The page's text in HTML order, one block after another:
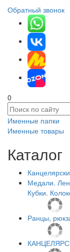
Обратный звонок
0
Именные папки
Именные товары
Каталог
Медали.
Кубки.
Ранцы,